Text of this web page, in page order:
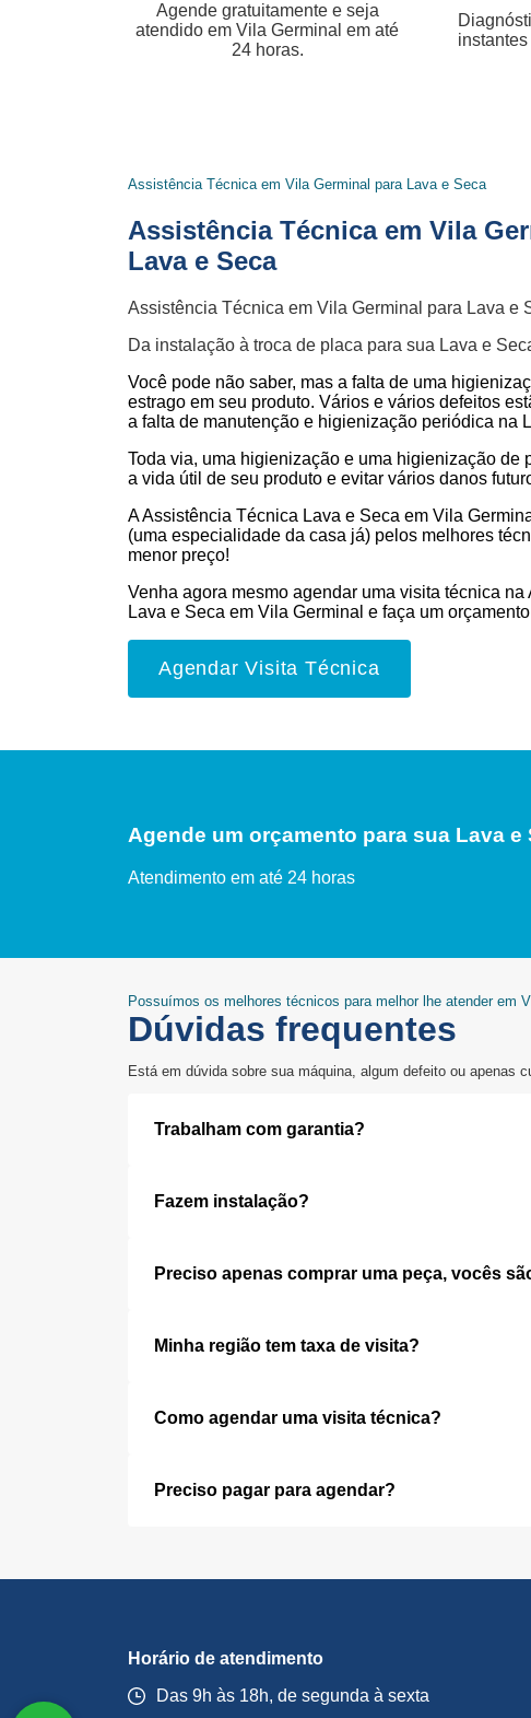
Agende gratuitamente e seja
atendido em Vila Germinal em até
24 horas.
Assistência Técnica em Vila Germinal para Lava e Seca
Assistência Técnica em Vila
Lava e Seca
Assistência Técnica em Vila Germinal para Lava e
Da instalação à troca de placa para sua Lava e
Você pode não saber, mas a falta de uma
estrago em seu produto. Vários e vários defeitos
a falta de manutenção e higienização periódica na
Toda via, uma higienização e uma higienização de
a vida útil de seu produto e evitar vários danos
A Assistência Técnica Lava e Seca em Vila
(uma especialidade da casa já) pelos melhores
menor preço!
Venha agora mesmo agendar uma visita técnica
Lava e Seca em Vila Germinal e faça um
Agendar Visita Técnica
Agende um orçamento para sua Lava e
Atendimento em até 24 horas
Possuímos os melhores técnicos para melhor lhe atender em
Dúvidas frequentes
Está em dúvida sobre sua máquina, algum defeito ou apenas
Trabalham com garantia?
Fazem instalação?
Preciso apenas comprar uma peça, vocês
Minha região tem taxa de visita?
Como agendar uma visita técnica?
Preciso pagar para agendar?
Horário de atendimento
Das 9h às 18h, de segunda à sexta